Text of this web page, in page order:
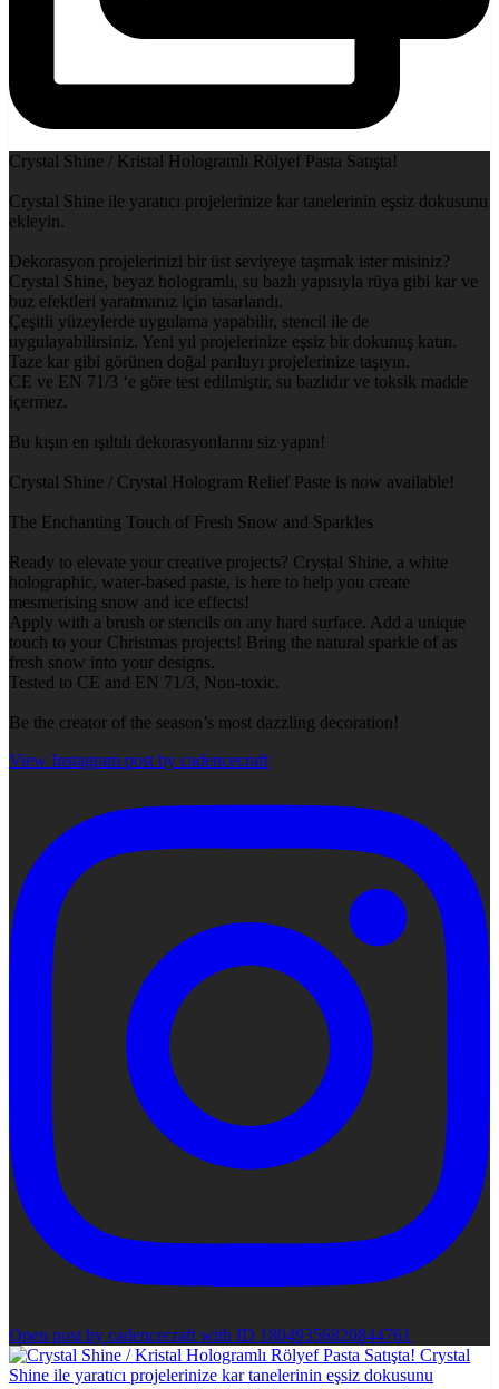
Crystal Shine / Kristal Hologramlı Rölyef Pasta Satışta!
Crystal Shine ile yaratıcı projelerinize kar tanelerinin eşsiz dokusunu
ekleyin.
Dekorasyon projelerinizi bir üst seviyeye taşımak ister misiniz?
Crystal Shine, beyaz hologramlı, su bazlı yapısıyla rüya gibi kar ve
buz efektleri yaratmanız için tasarlandı.
Çeşitli yüzeylerde uygulama yapabilir, stencil ile de
uygulayabilirsiniz. Yeni yıl projelerinize eşsiz bir dokunuş katın.
Taze kar gibi görünen doğal parıltıyı projelerinize taşıyın.
CE ve EN 71/3 ‘e göre test edilmiştir, su bazlıdır ve toksik madde
içermez.
Bu kışın en ışıltılı dekorasyonlarını siz yapın!
Crystal Shine / Crystal Hologram Relief Paste is now available!
The Enchanting Touch of Fresh Snow and Sparkles
Ready to elevate your creative projects? Crystal Shine, a white
holographic, water-based paste, is here to help you create
mesmerising snow and ice effects!
Apply with a brush or stencils on any hard surface. Add a unique
touch to your Christmas projects! Bring the natural sparkle of as
fresh snow into your designs.
Tested to CE and EN 71/3, Non-toxic.
Be the creator of the season’s most dazzling decoration!
View Instagram post by cadencecraft
Open post by cadencecraft with ID 18049356820844761